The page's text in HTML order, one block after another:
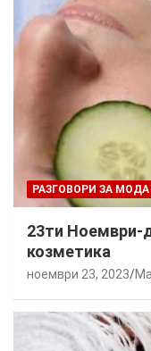
РАЗГОВОРИ ЗА
23ти Ноември-
козметика
ноември 23, 2023